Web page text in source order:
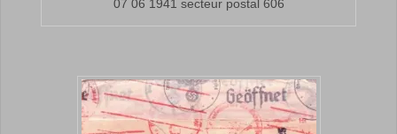
07 06 1941 secteur postal 606